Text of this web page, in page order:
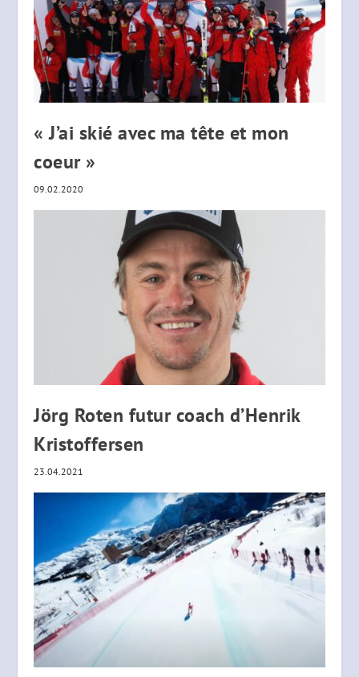
« J’ai skié avec ma tête et mon
coeur »
09.02.2020
Jörg Roten futur coach d’Henrik
Kristoffersen
23.04.2021